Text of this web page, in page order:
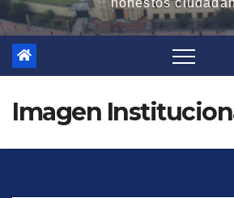
honestos
Imagen